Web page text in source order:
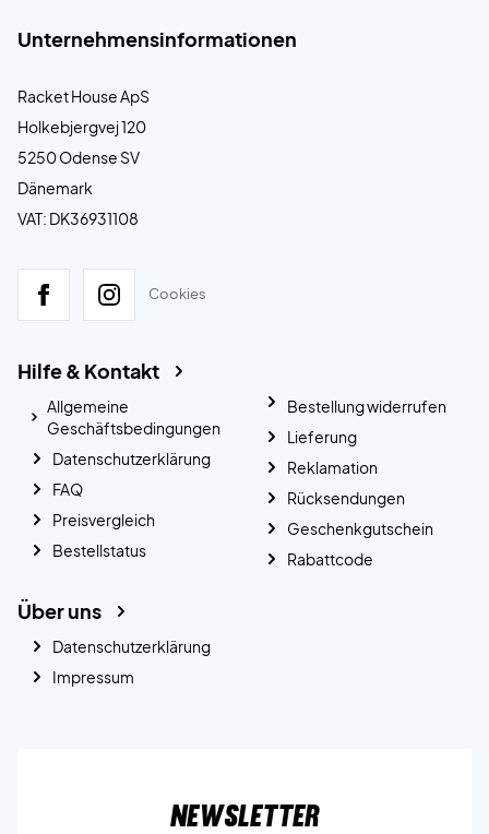
Unternehmensinformationen
Racket House ApS
Holkebjergvej 120
5250 Odense SV
Dänemark
VAT: DK36931108
Cookies
Hilfe & Kontakt
Allgemeine
Geschäftsbedingungen
Datenschutzerklärung
FAQ
Preisvergleich
Bestellstatus
Bestellung widerrufen
Lieferung
Reklamation
Rücksendungen
Geschenkgutschein
Rabattcode
Über uns
Datenschutzerklärung
Impressum
Newsletter